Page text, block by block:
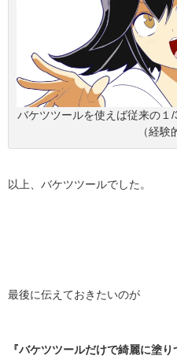
バケツツールを使えば従来の１
（経験
以上、バケツツールでした。
最後に伝えておきたいのが
『バケツツールだけで綺麗に塗り